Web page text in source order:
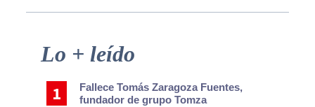
Primary
Lo + leído
Fallece Tomás Zaragoza Fuentes,
fundador de grupo Tomza